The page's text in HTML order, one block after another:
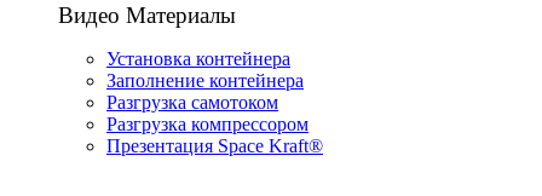
Видео Материалы
Установка контейнера
Заполнение контейнера
Разгрузка самотоком
Разгрузка компрессором
Презентация Space Kraft®